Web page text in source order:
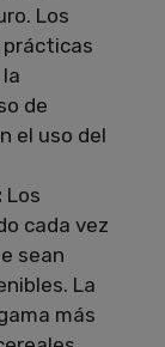
Los
de
el uso del
Los
cada vez
sean
La
más